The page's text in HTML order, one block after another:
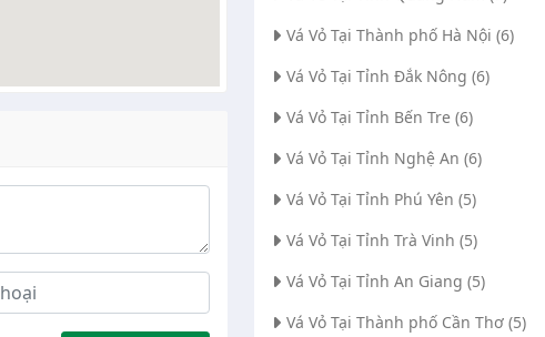
Vá Vỏ Tại Thành phố Hà Nội (6)
Vá Vỏ Tại Tỉnh Đắk Nông (6)
Vá Vỏ Tại Tỉnh Bến Tre (6)
Vá Vỏ Tại Tỉnh Nghệ An (6)
Vá Vỏ Tại Tỉnh Phú Yên (5)
Vá Vỏ Tại Tỉnh Trà Vinh (5)
Vá Vỏ Tại Tỉnh An Giang (5)
Vá Vỏ Tại Thành phố Cần Thơ (5)